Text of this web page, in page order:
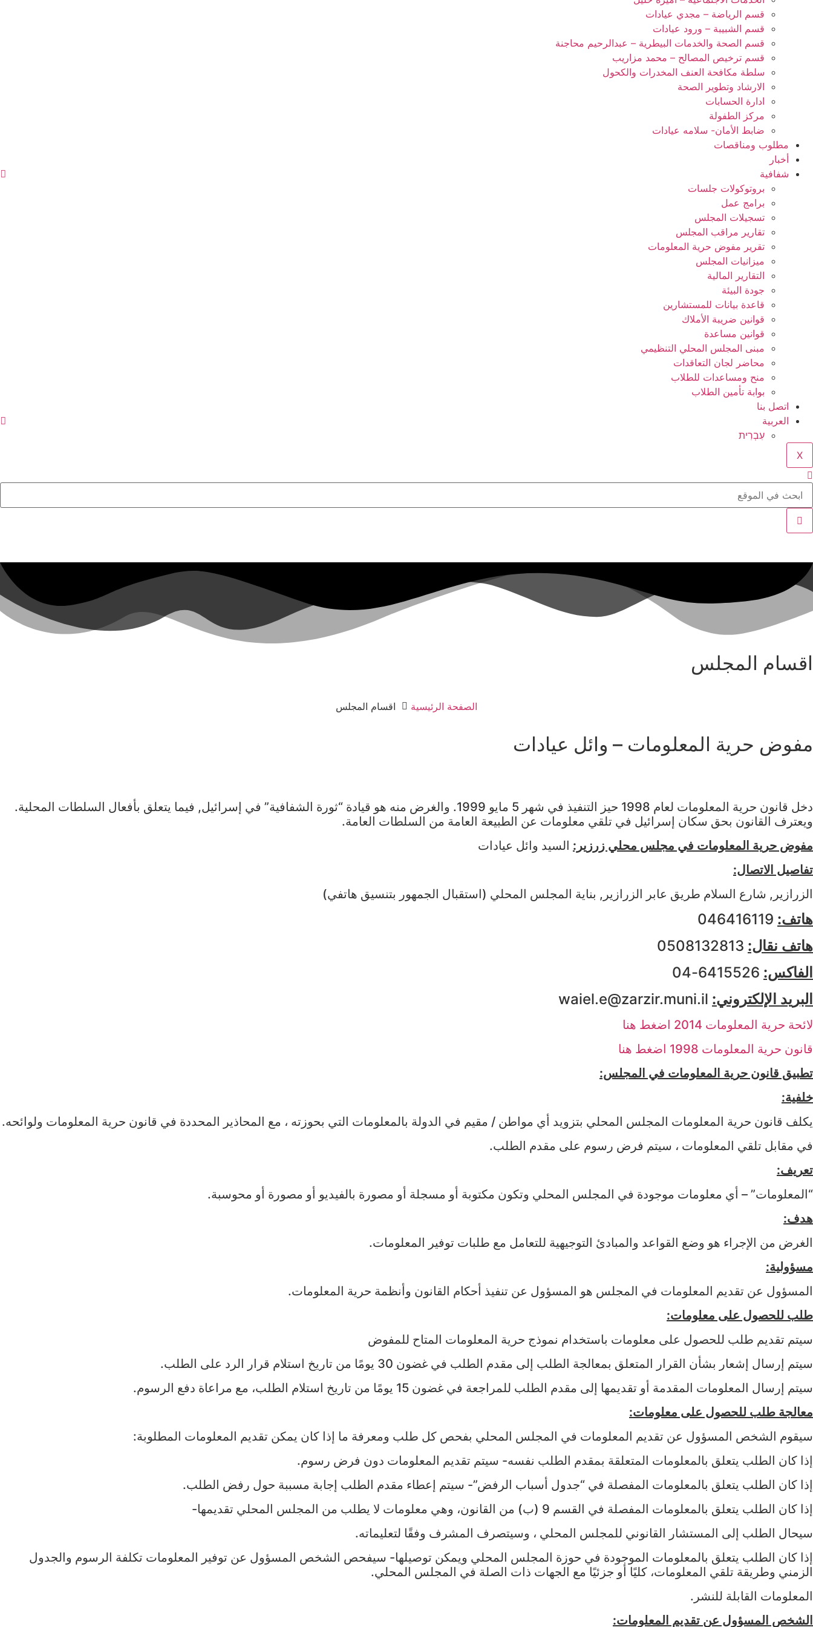
قسم الرياضة – مجدي عيادات
قسم الشبيبة – ورود عيادات
قسم الصحة والخدمات البيطرية – عبدالرحيم محاجنة
قسم ترخيص المصالح – محمد مزاريب
سلطة مكافحة العنف المخدرات والكحول
الارشاد وتطوير الصحة
ادارة الحسابات
مركز الطفولة
ضابط الأمان- سلامه عيادات
مطلوب ومناقصات
أخبار
شفافية
بروتوكولات جلسات
برامج عمل
تسجيلات المجلس
تقارير مراقب المجلس
تقرير مفوض حرية المعلومات
ميزانيات المجلس
التقارير المالية
جودة البيئة
قاعدة بيانات للمستشارين
قوانين ضريبة الأملاك
قوانين مساعدة
مبنى المجلس المحلي التنظيمي
محاضر لجان التعاقدات
منح ومساعدات للطلاب
بوابة تأمين الطلاب
اتصل بنا
العربية
עִבְרִית
X
اقسام المجلس
الصفحة الرئيسية اقسام المجلس
مفوض حرية المعلومات – وائل عيادات
دخل قانون حرية المعلومات لعام 1998 حيز التنفيذ في شهر 5 مايو 1999. والغرض منه هو قيادة “ثورة الشفافية” في إسرائيل, فيما يتعلق بأفعال السلطات المحلية.
ويعترف القانون بحق سكان إسرائيل في تلقي معلومات عن الطبيعة العامة من السلطات العامة.
مفوض حرية المعلومات في مجلس محلي زرزير: السيد وائل عيادات
تفاصيل الاتصال:
الزرازير, شارع السلام طريق عابر الزرازير, بناية المجلس المحلي (استقبال الجمهور بتنسيق هاتفي)
هاتف:
هاتف نقال:
الفاكس:
البريد الإلكتروني:
لائحة حرية المعلومات 2014 اضغط هنا
قانون حرية المعلومات 1998 اضغط هنا
تطبيق قانون حرية المعلومات في المجلس:
خلفية:
يكلف قانون حرية المعلومات المجلس المحلي بتزويد أي مواطن / مقيم في الدولة بالمعلومات التي بحوزته ، مع المحاذير المحددة في قانون حرية المعلومات ولوائحه.
في مقابل تلقي المعلومات ، سيتم فرض رسوم على مقدم الطلب.
تعريف:
“المعلومات” – أي معلومات موجودة في المجلس المحلي وتكون مكتوبة أو مسجلة أو مصورة بالفيديو أو مصورة أو محوسبة.
هدف:
الغرض من الإجراء هو وضع القواعد والمبادئ التوجيهية للتعامل مع طلبات توفير المعلومات.
مسؤولية:
المسؤول عن تقديم المعلومات في المجلس هو المسؤول عن تنفيذ أحكام القانون وأنظمة حرية المعلومات.
طلب للحصول على معلومات:
سيتم تقديم طلب للحصول على معلومات باستخدام نموذج حرية المعلومات المتاح للمفوض
سيتم إرسال إشعار بشأن القرار المتعلق بمعالجة الطلب إلى مقدم الطلب في غضون 30 يومًا من تاريخ استلام قرار الرد على الطلب.
سيتم إرسال المعلومات المقدمة أو تقديمها إلى مقدم الطلب للمراجعة في غضون 15 يومًا من تاريخ استلام الطلب، مع مراعاة دفع الرسوم.
معالجة طلب للحصول على معلومات:
سيقوم الشخص المسؤول عن تقديم المعلومات في المجلس المحلي بفحص كل طلب ومعرفة ما إذا كان يمكن تقديم المعلومات المطلوبة:
إذا كان الطلب يتعلق بالمعلومات المتعلقة بمقدم الطلب نفسه- سيتم تقديم المعلومات دون فرض رسوم.
إذا كان الطلب يتعلق بالمعلومات المفصلة في “جدول أسباب الرفض”- سيتم إعطاء مقدم الطلب إجابة مسببة حول رفض الطلب.
إذا كان الطلب يتعلق بالمعلومات المفصلة في القسم 9 (ب) من القانون، وهي معلومات لا يطلب من المجلس المحلي تقديمها-
سيحال الطلب إلى المستشار القانوني للمجلس المحلي ، وسيتصرف المشرف وفقًا لتعليماته.
إذا كان الطلب يتعلق بالمعلومات الموجودة في حوزة المجلس المحلي ويمكن توصيلها- سيفحص الشخص المسؤول عن توفير المعلومات تكلفة الرسوم والجدول
الزمني وطريقة تلقي المعلومات، كليًا أو جزئيًا مع الجهات ذات الصلة في المجلس المحلي.
المعلومات القابلة للنشر.
الشخص المسؤول عن تقديم المعلومات: